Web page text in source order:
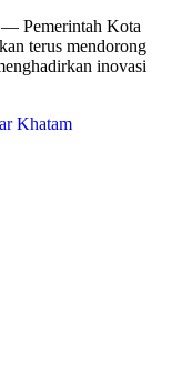
— Pemerintah Kota
terus mendorong
inovasi